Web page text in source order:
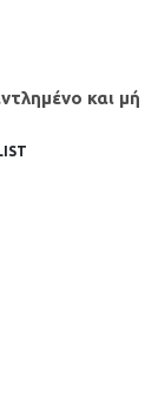
και